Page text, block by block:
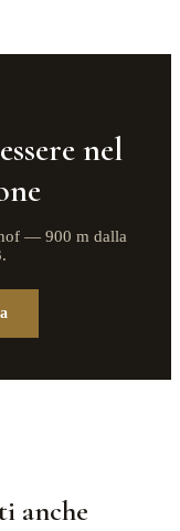
nel
— 900 m dalla
anche